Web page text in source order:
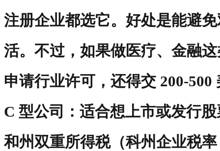
注册企业都选它。好处是能避
活。不过，如果做医疗、金融
申请行业许可，还得交 200-
C 型公司：适合想上市或发行
和州双重所得税（科州企业税